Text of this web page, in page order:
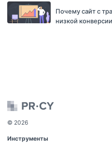
Почему сайт с
низкой
© 2026
Инструменты